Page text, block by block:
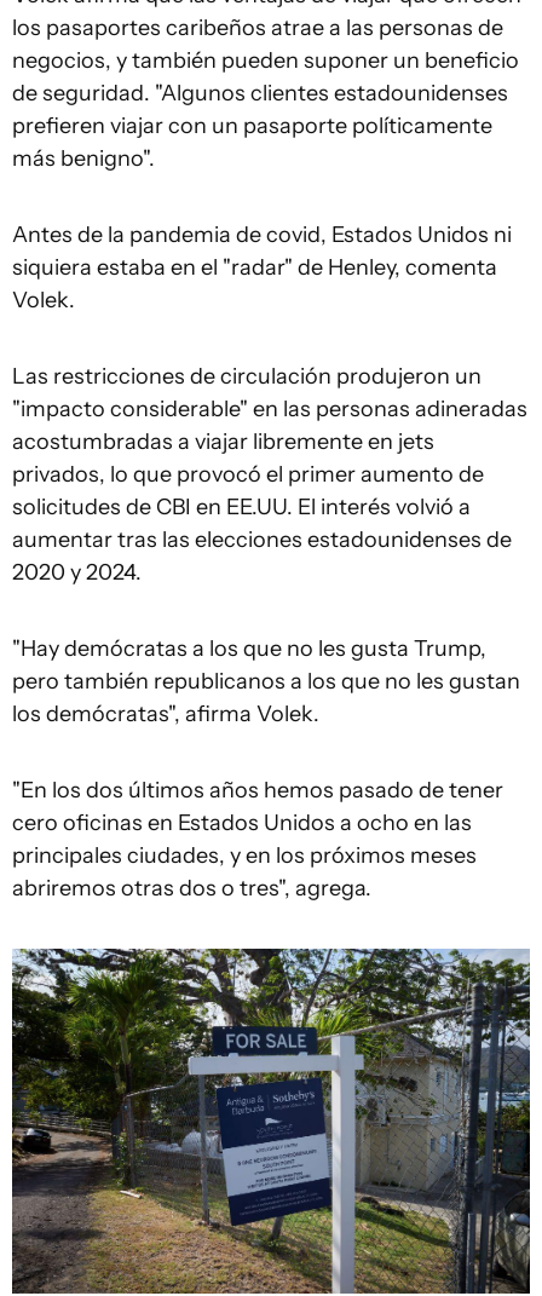
los pasaportes caribeños atrae a las personas de
negocios, y también pueden suponer un beneficio
de seguridad. "Algunos clientes estadounidenses
prefieren viajar con un pasaporte políticamente
más benigno".
Antes de la pandemia de covid, Estados Unidos ni
siquiera estaba en el "radar" de Henley, comenta
Volek.
Las restricciones de circulación produjeron un
"impacto considerable" en las personas adineradas
acostumbradas a viajar libremente en jets
privados, lo que provocó el primer aumento de
solicitudes de CBI en EE.UU. El interés volvió a
aumentar tras las elecciones estadounidenses de
2020 y 2024.
"Hay demócratas a los que no les gusta Trump,
pero también republicanos a los que no les gustan
los demócratas", afirma Volek.
"En los dos últimos años hemos pasado de tener
cero oficinas en Estados Unidos a ocho en las
principales ciudades, y en los próximos meses
abriremos otras dos o tres", agrega.